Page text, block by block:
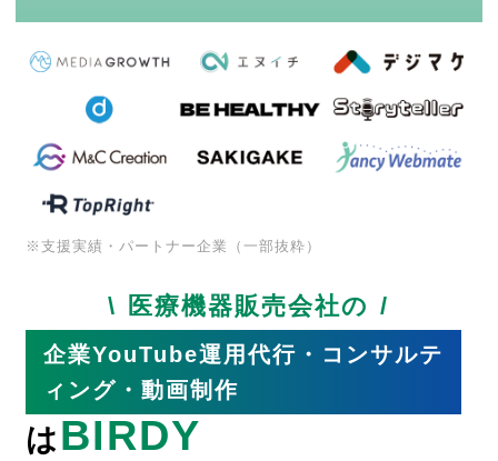
※支援実績・パートナー企業（一部抜粋）
医療機器販売会社の
企業YouTube運用代行・コンサルテ
ィング・動画制作
はBIRDY